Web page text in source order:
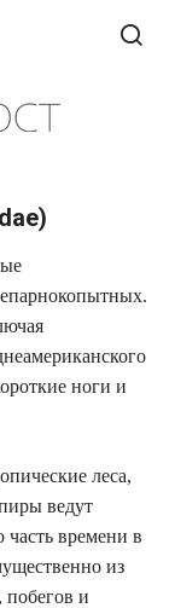
ноги и
леса,
ведут
времени в
из
побегов и